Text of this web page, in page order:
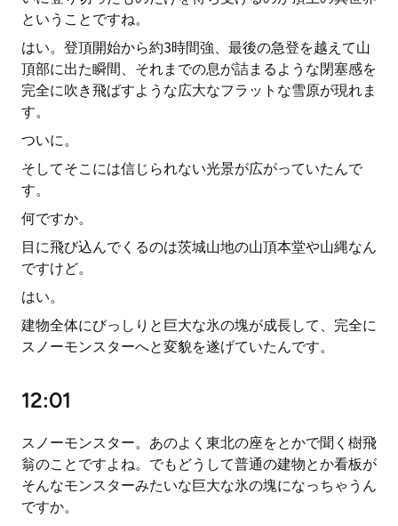
ということですね。
はい。登頂開始から約3時間強、最後の急登を越えて山
頂部に出た瞬間、それまでの息が詰まるような閉塞感を
完全に吹き飛ばすような広大なフラットな雪原が現れま
す。
ついに。
そしてそこには信じられない光景が広がっていたんで
す。
何ですか。
目に飛び込んでくるのは茨城山地の山頂本堂や山縄なん
ですけど。
はい。
建物全体にびっしりと巨大な氷の塊が成長して、完全に
スノーモンスターへと変貌を遂げていたんです。
12:01
スノーモンスター。あのよく東北の座をとかで聞く樹飛
翁のことですよね。でもどうして普通の建物とか看板が
そんなモンスターみたいな巨大な氷の塊になっちゃうん
ですか。